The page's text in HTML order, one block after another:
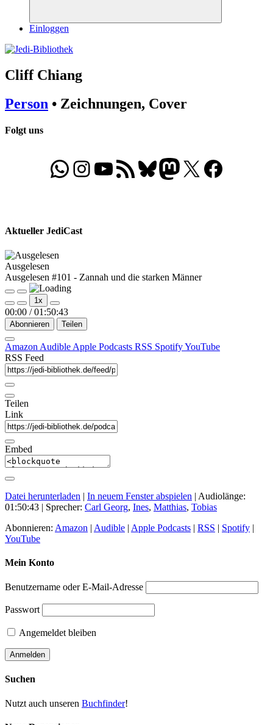
Suchen
Einloggen
Cliff Chiang
Person • Zeichnungen, Cover
Folgt uns
WhatsApp
Folgt uns auf Instagram
Besucht unseren YouTube-Kanal
RSS-FeedBluesky
Folgt uns auf Mastodon
X Folgt uns auf
Aktueller JediCast
Ausgelesen
Ausgelesen #101 - Zannah und die starken Männer
Play
Episode
Pause
Episode
1x
00:00 / 01:50:43
Abonnieren Teilen
Amazon Audible Apple Podcasts RSS SpotifyYouTube
RSS Feed
Teilen
Link
Embed
Datei herunterladen | In neuem Fenster abspielen | Audiolänge:
01:50:43 | Sprecher: Carl Georg, Ines, Matthias, Tobias
Abonnieren: Amazon | Audible | Apple Podcasts | RSS | Spotify |
YouTube
Mein Konto
Benutzername oder E-Mail-Adresse
Passwort
Angemeldet bleiben
Suchen
Nutzt auch unseren Buchfinder!